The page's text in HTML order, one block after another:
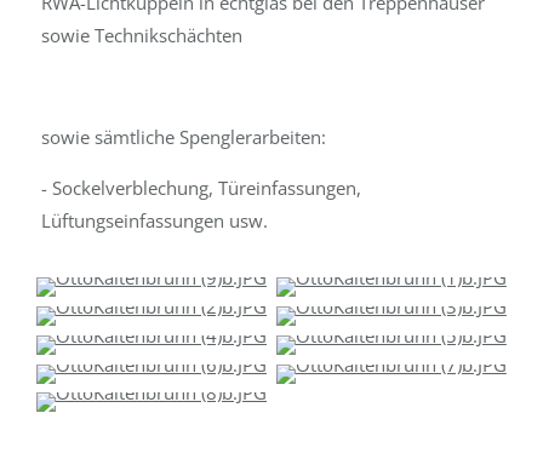
sowie Technikschächten
sowie sämtliche Spenglerarbeiten:
- Sockelverblechung, Türeinfassungen,
Lüftungseinfassungen usw.